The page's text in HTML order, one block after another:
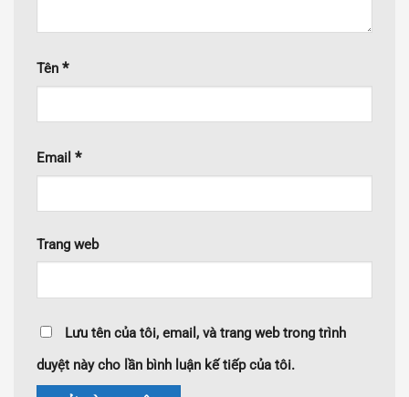
Tên *
Email *
Trang web
Lưu tên của tôi, email, và trang web trong trình
duyệt này cho lần bình luận kế tiếp của tôi.